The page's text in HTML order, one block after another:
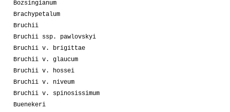
Bozsingianum
Brachypetalum
Bruchii
Bruchii ssp. pawlovskyi
Bruchii v. brigittae
Bruchii v. glaucum
Bruchii v. hossei
Bruchii v. niveum
Bruchii v. spinosissimum
Buenekeri